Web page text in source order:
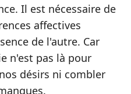
Il est nécessaire de
affectives
de l'autre. Car
n'est pas là pour
désirs ni combler